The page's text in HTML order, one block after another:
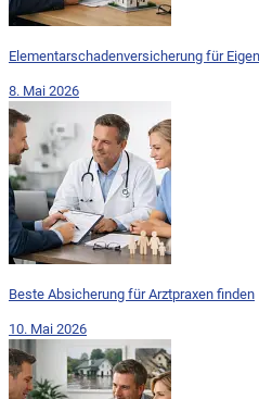
Elementarschadenversicherung für
8. Mai 2026
Beste Absicherung für Arztpraxen finden
10. Mai 2026